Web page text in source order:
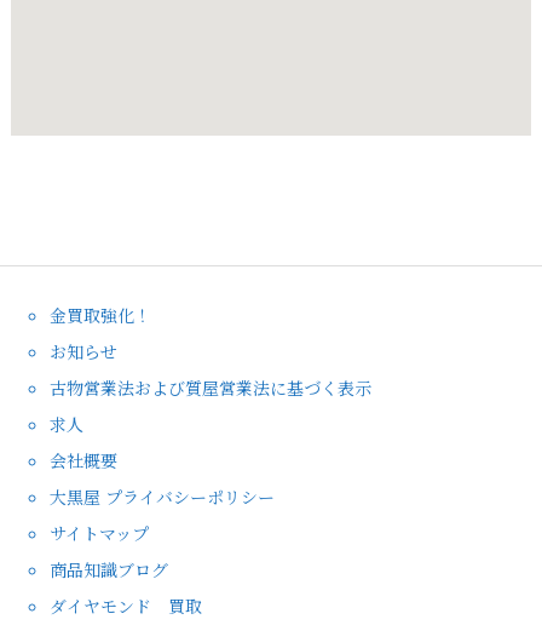
金買取強化！
お知らせ
古物営業法および質屋営業法に基づく表示
求人
会社概要
大黒屋 プライバシーポリシー
サイトマップ
商品知識ブログ
ダイヤモンド 買取